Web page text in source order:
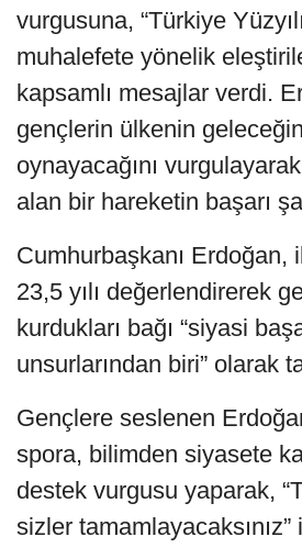
vurgusuna, “Türkiye
muhalefete yönelik
kapsamlı mesajlar verdi.
gençlerin ülkenin
oynayacağını
alan bir hareketin başarı
Cumhurbaşkanı Erdoğan,
23,5 yılı değerlendirerek
kurdukları bağı “siyasi
unsurlarından biri” olarak
Gençlere seslenen
spora, bilimden siyasete
destek vurgusu yaparak,
sizler